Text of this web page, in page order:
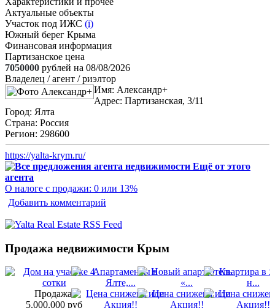
Актуальные объекты
Участок под ИЖС (i)
Южный берег Крыма
Финансовая информация
Партизанское цена
7050000 рублей на 08/08/2026
Владелец / агент / риэлтор
Имя: Александр+
Адрес: Партизанская, 3/11
Город: Ялта
Страна: Россия
Регион: 298600
https://yalta-krym.ru/
Ещё от этого
агента
О налоге с продажи: 0 или 13%
Добавить комментарий
Продажа недвижимости Крым
Продажа:
5.000.000 руб